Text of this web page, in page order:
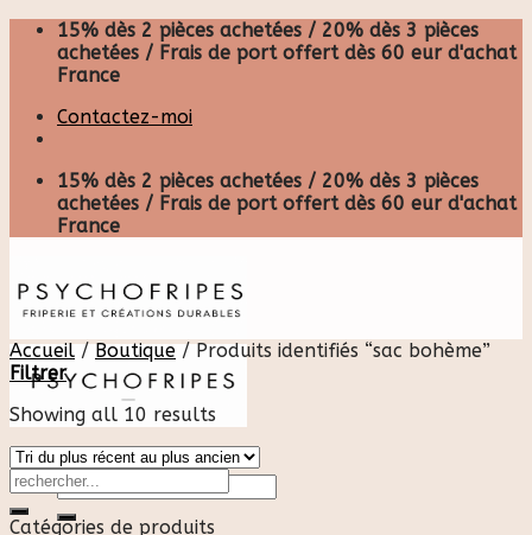
Skip
content
15% dès 2 pièces achetées / 20% dès 3 pièces
achetées / Frais de port offert dès 60 eur d'achat
France
Contactez-moi
15% dès 2 pièces achetées / 20% dès 3 pièces
achetées / Frais de port offert dès 60 eur d'achat
France
Recherche
pour :
Accueil / Boutique /Produits identifiés “sac bohème”
Filtrer
Showing all 10 results
Catégories de produits